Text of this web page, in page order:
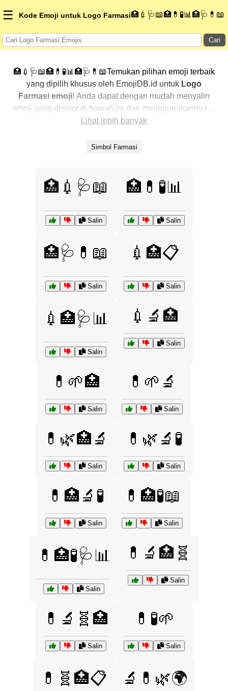
☰ Kode Emoji untuk Logo Farmasi🏥💉🩺📖🏥💊🧪📊🏥🩺💊📖
Cari
🏥💉🩺📖🏥💊🧪📊🏥🩺💊📖Temukan pilihan emoji terbaik
yang dipilih khusus oleh EmojiDB.id untuk Logo
Farmasi emoji! Anda dapat dengan mudah menyalin
emoji yang disorot di bawah ini dan menggunakannya di
percakapan Anda untuk menambahkan sentuhan
dengan menampilkan yang paling populer terlebih
mengekspresikan
Logo Farmasi dengan emoji
Lihat lebih banyak
Simbol Farmasi
🏥💉🩺📖
Salin
🏥💊🧪📊
Salin
🏥🩺💊📖
Salin
💉🏥📋
Salin
💉🏥🩺📊
Salin
💉🔬🏥
Salin
💊🌱🏥
Salin
💊🌱🔬
Salin
💊🌿🏥🔬
Salin
💊🌿🔬🧪
Salin
💊🏥🔬🧪
Salin
💊🏥🧪📖
Salin
💊🏥🧪🩺📊
Salin
💊🔬🏥🧬
Salin
💊🔬🧬🏥
Salin
💊🧪🌱
Salin
💊🧬🏥📋 🔬💊🌿🌍